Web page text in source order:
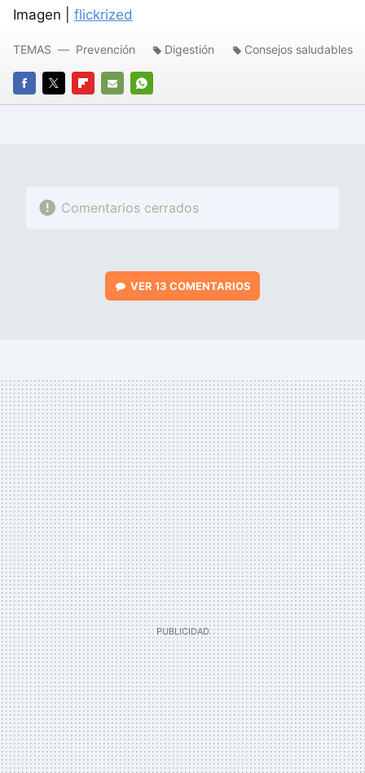
Imagen | flickrized
FACEBOOK
TWITTERFLIPBOARD
E-
WHATSAPP
TEMAS Prevención Digestión Consejos saludables
Comentarios cerrados
VER 13 COMENTARIOS